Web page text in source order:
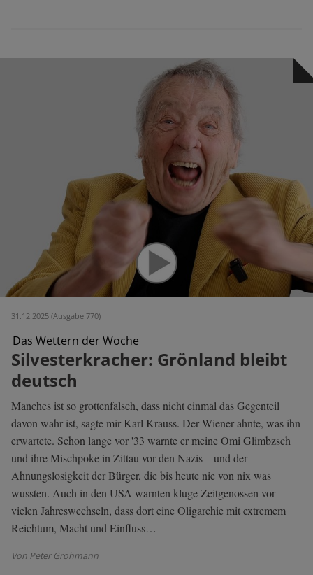
31.12.2025 (Ausgabe 770)
Das Wettern der Woche
Silvesterkracher: Grönland bleibt
deutsch
Manches ist so grottenfalsch, dass nicht einmal das Gegenteil
davon wahr ist, sagte mir Karl Krauss. Der Wiener ahnte, was ihn
erwartete. Schon lange vor '33 warnte er meine Omi Glimbzsch
und ihre Mischpoke in Zittau vor den Nazis – und der
Ahnungslosigkeit der Bürger, die bis heute nie von nix was
wussten. Auch in den USA warnten kluge Zeitgenossen vor
vielen Jahreswechseln, dass dort eine Oligarchie mit extremem
Reichtum, Macht und Einfluss…
Von Peter Grohmann